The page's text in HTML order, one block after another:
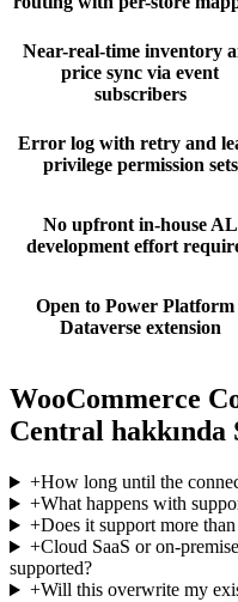
Near-real-time inventory
price sync via event
subscribers
Error log with retry and
privilege permission sets
No upfront in-house AL
development effort
Open to Power Platform
Dataverse extension
WooCommerce
Central hakkında
+How long until the
+What happens with
+Does it support more
+Cloud SaaS or on-
supported?
+Will this overwrite my